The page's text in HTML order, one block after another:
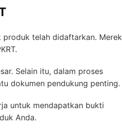
produk telah didaftarkan. Merek
Selain itu, dalam proses
dokumen pendukung penting.
untuk mendapatkan bukti
Anda.